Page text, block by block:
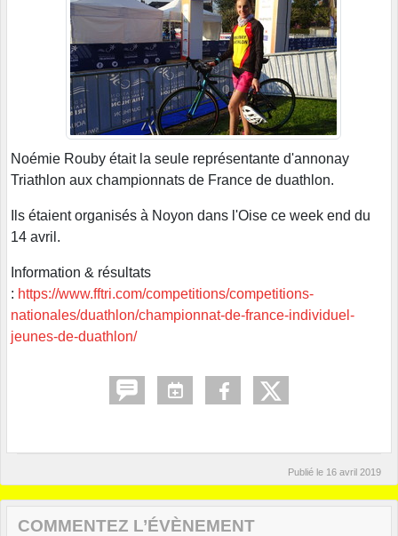
Noémie Rouby était la seule représentante d'annonay
Triathlon aux championnats de France de duathlon.
Ils étaient organisés à Noyon dans l'Oise ce week end du
14 avril.
Information & résultats
: https://www.fftri.com/competitions/competitions-
nationales/duathlon/championnat-de-france-individuel-
jeunes-de-duathlon/
Publié le 16 avril 2019
COMMENTEZ L’ÉVÈNEMENT